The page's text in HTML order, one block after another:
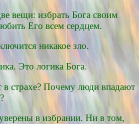
вещи: избрать Бога своим
Его всем сердцем.
никакое зло.
Это логика Бога.
страхе? Почему люди впадают
в избрании. Ни в том,